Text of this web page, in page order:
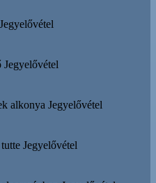
Jegyelővétel
Jegyelővétel
alkonya Jegyelővétel
Jegyelővétel